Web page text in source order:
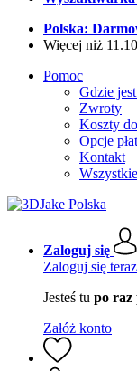
Polska:
Więcej niż
Pomoc
Gdzie
Zwroty
Koszty
Opcje
Kontakt
Zaloguj się
Zaloguj się teraz
Jesteś tu po raz
Załóż konto